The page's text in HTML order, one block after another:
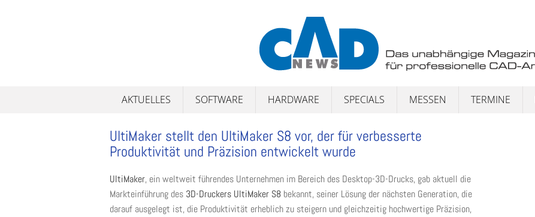
AKTUELLES SOFTWARE HARDWARE SPECIALS MESSEN TERMINE
UltiMaker stellt den UltiMaker S8 vor, der für verbesserte
Produktivität und Präzision entwickelt wurde
UltiMaker, ein weltweit führendes Unternehmen im Bereich des Desktop-3D-Drucks, gab aktuell die
Markteinführung des 3D-Druckers UltiMaker S8 bekannt, seiner Lösung der nächsten Generation, die
darauf ausgelegt ist, die Produktivität erheblich zu steigern und gleichzeitig hochwertige Präzision,